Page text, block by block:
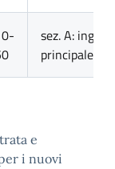
sez. A:
principale
e
i nuovi